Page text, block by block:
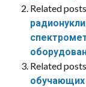
Related posts
Related posts
обучающих